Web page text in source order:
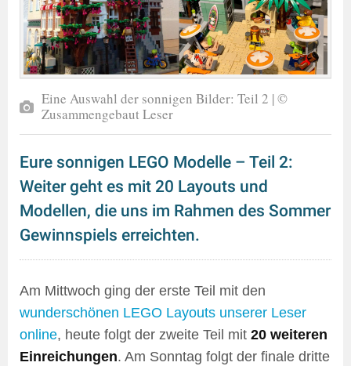
Eine Auswahl der sonnigen Bilder: Teil 2 | ©
Zusammengebaut Leser
Eure sonnigen LEGO Modelle – Teil 2:
Weiter geht es mit 20 Layouts und
Modellen, die uns im Rahmen des Sommer
Gewinnspiels erreichten.
Am Mittwoch ging der erste Teil mit den
wunderschönen LEGO Layouts unserer Leser
online, heute folgt der zweite Teil mit 20 weiteren
Einreichungen. Am Sonntag folgt der finale dritte